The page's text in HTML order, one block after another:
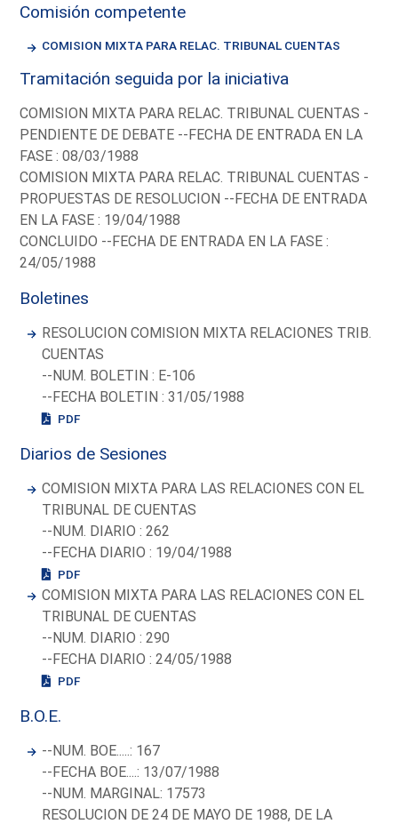
Comisión competente
COMISION MIXTA PARA RELAC. TRIBUNAL CUENTAS
Tramitación seguida por la iniciativa
COMISION MIXTA PARA RELAC. TRIBUNAL CUENTAS -
PENDIENTE DE DEBATE --FECHA DE ENTRADA EN LA
FASE : 08/03/1988
COMISION MIXTA PARA RELAC. TRIBUNAL CUENTAS -
PROPUESTAS DE RESOLUCION --FECHA DE ENTRADA
EN LA FASE : 19/04/1988
CONCLUIDO --FECHA DE ENTRADA EN LA FASE :
24/05/1988
Boletines
RESOLUCION COMISION MIXTA RELACIONES TRIB.
CUENTAS
--NUM. BOLETIN : E-106
--FECHA BOLETIN : 31/05/1988
PDF
Diarios de Sesiones
COMISION MIXTA PARA LAS RELACIONES CON EL
TRIBUNAL DE CUENTAS
--NUM. DIARIO : 262
--FECHA DIARIO : 19/04/1988
PDF
COMISION MIXTA PARA LAS RELACIONES CON EL
TRIBUNAL DE CUENTAS
--NUM. DIARIO : 290
--FECHA DIARIO : 24/05/1988
PDF
B.O.E.
--NUM. BOE.....: 167
--FECHA BOE....: 13/07/1988
--NUM. MARGINAL: 17573
RESOLUCION DE 24 DE MAYO DE 1988, DE LA